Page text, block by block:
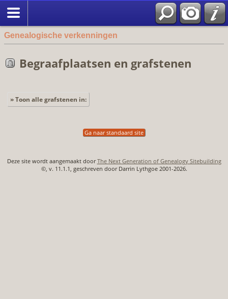
Genealogische verkenningen
Begraafplaatsen en grafstenen
» Toon alle grafstenen in:
Ga naar standaard site
Deze site wordt aangemaakt doorThe Next Generation of Genealogy Sitebuilding
©, v. 11.1.1, geschreven door Darrin Lythgoe 2001-2026.